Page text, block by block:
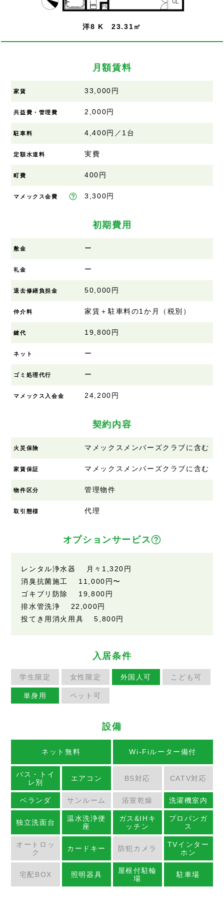
洋8 K 23.31㎡
月額賃料
家賃 33,000円
共益費・管理費 2,000円
駐車料 4,400円／1台
定額水道料 実費
町費 400円
マメックス会費 3,300円
初期費用
敷金 ー
礼金 ー
退去修繕負担金 50,000円
仲介料 家賃＋駐車料の1か月（税別）
鍵代 19,800円
ネット ー
ゴミ処理代行 ー
マメックス入会金 24,200円
契約内容
火災保険 マメックスメンバーズクラブに含む
家賃保証 マメックスメンバーズクラブに含む
物件区分 管理物件
取引態様 代理
オプションサービス
レンタル浄水器 月々1,320円
消臭抗菌施工 11,000円〜
ゴキブリ防除 19,800円
排水管洗浄 22,000円
投てき用消火用具 5,800円
入居条件
学生限定 女性限定 外国人可 こども可
単身用 ペット可
設備
ネット無料 Wi-Fiルーター備付
バス・トイ
レ別
エアコン BS対応 CATV対応
ベランダ サンルーム 浴室乾燥 洗濯機室内
独立洗面台
温水洗浄便
座
ガス&IHキ
ッチン
プロパンガ
ス
オートロッ
ク
カードキー 防犯カメラ
TVインター
ホン
宅配BOX 照明器具
屋根付駐輪
場
駐車場